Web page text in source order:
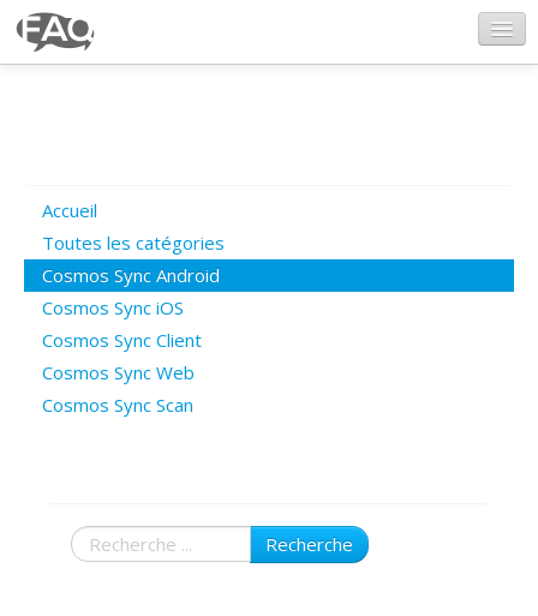
Poser une question
Questions ouvertes
Connexion
Accueil
Toutes les catégories
Cosmos Sync Android
Cosmos Sync iOS
Cosmos Sync Client
Cosmos Sync Web
Cosmos Sync Scan
Recherche